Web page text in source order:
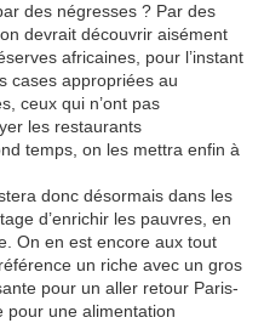
des négresses ? Par des
devrait découvrir aisément
africaines, pour l’instant
cases appropriées au
ceux qui n’ont pas
les restaurants
temps, on les mettra enfin à
donc désormais dans les
d’enrichir les pauvres, en
On en est encore aux tout
un riche avec un gros
pour un aller retour Paris-
pour une alimentation